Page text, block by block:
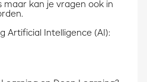
kan je vragen ook in
Artificial Intelligence (AI):